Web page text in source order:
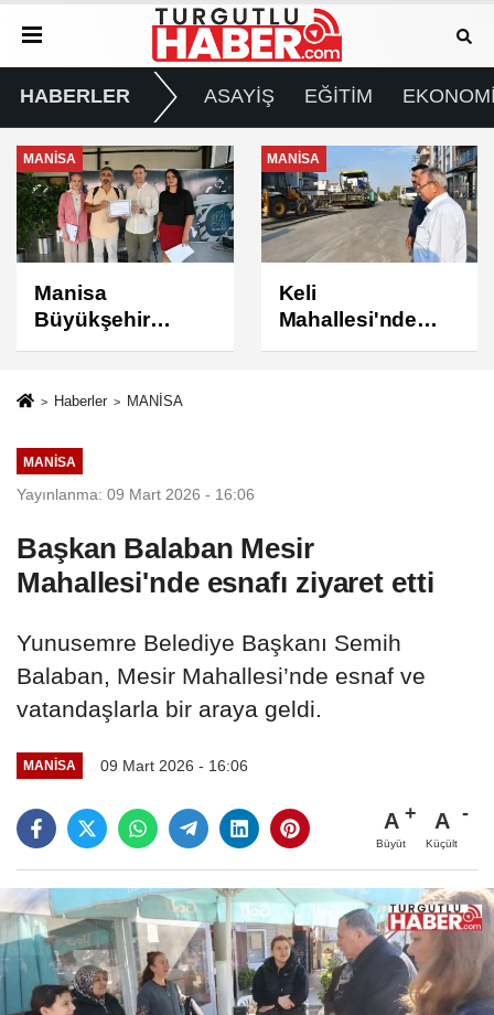
HABERLER ASAYİŞ EĞİTİM
MANİSA
Keli
Mahallesi'nde
Asfalt Çalışması
MANİSA
BAŞKAN ŞİMŞEK
SAHADAKİ
ÇALIŞMALARI
Haberler MANİSA
MANİSA
Yayınlanma: 09 Mart 2026 - 16:06
Başkan Balaban Mesir
Mahallesi'nde esnafı ziyaret etti
Yunusemre Belediye Başkanı Semih
Balaban, Mesir Mahallesi’nde esnaf ve
vatandaşlarla bir araya geldi.
MANİSA 09 Mart 2026 - 16:06
A
Büyüt
A
Küçült